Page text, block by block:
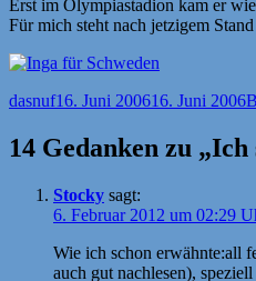
Erst im Olympiastadion kam er
Für mich steht nach jetzigem
Autor
dasnufVeröffentlicht
16. Juni 200616. Juni 2006
14 Gedanken zu „Ich
Stocky sagt:
6. Februar 2012 um 02:29
Wie ich schon erwähnte:all
auch gut nachlesen),